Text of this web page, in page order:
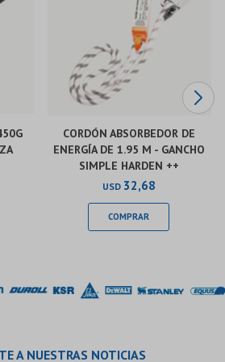
CORDÓN ABSORBEDOR DE
ENERGÍA DE 1.95 M - GANCHO
SIMPLE HARDEN ++
USD 32,68
A NUESTRAS NOTICIAS